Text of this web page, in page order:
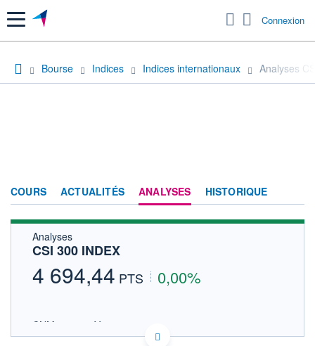
Menu Connexion
Bourse Indices Indices internationaux Analyses
COURS ACTUALITÉS ANALYSES HISTORIQUE
Analyses
CSI 300 INDEX
4 694,44 PTS 0,00%
CNM0000001Y0 000300
SIX - FOREX 1 DONNÉES TEMPS RÉEL